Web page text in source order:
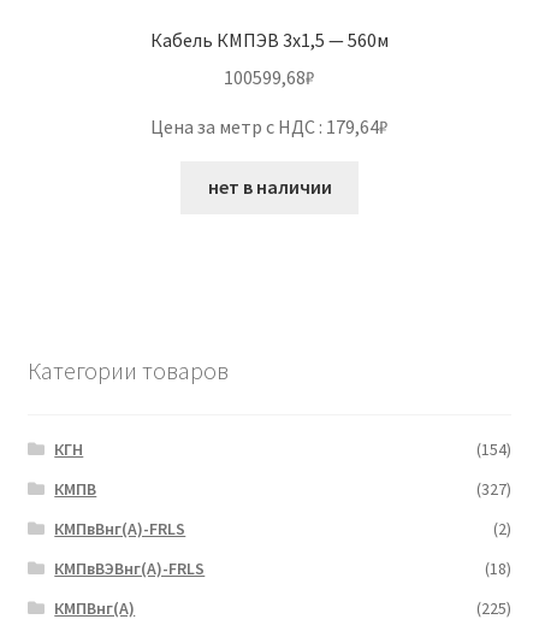
Кабель КМПЭВ 3х1,5 — 560м
100599,68₽
Цена за метр с НДС : 179,64₽
нет в наличии
Категории товаров
КГН
(154)
КМПВ
(327)
КМПвВнг(А)-FRLS
(2)
КМПвВЭВнг(А)-FRLS
(18)
КМПВнг(А)
(225)